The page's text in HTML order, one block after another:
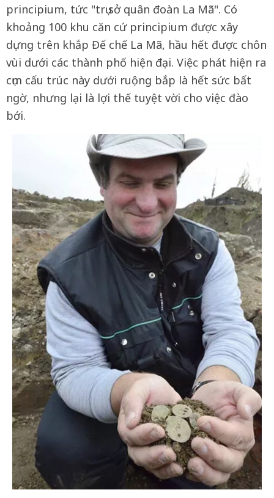
principium, tức "trụ sở quân đoàn La Mã". Có
khoảng 100 khu căn cứ principium được xây
dựng trên khắp Đế chế La Mã, hầu hết được chôn
vùi dưới các thành phố hiện đại. Việc phát hiện ra
cụm cấu trúc này dưới ruộng bắp là hết sức bất
ngờ, nhưng lại là lợi thế tuyệt vời cho việc đào
bới.